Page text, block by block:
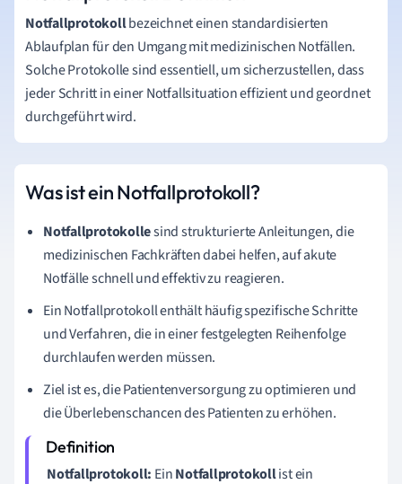
Notfallprotokollbezeichnet einen standardisierten
Ablaufplan für den Umgang mit medizinischen Notfällen.
Solche Protokolle sind essentiell, um sicherzustellen, dass
jeder Schritt in einer Notfallsituation effizient und geordnet
durchgeführt wird.
Was ist ein Notfallprotokoll?
Notfallprotokollesind strukturierte Anleitungen, die
medizinischen Fachkräften dabei helfen, auf akute
Notfälle schnell und effektiv zu reagieren.
Ein Notfallprotokoll enthält häufig spezifische Schritte
und Verfahren, die in einer festgelegten Reihenfolge
durchlaufen werden müssen.
Ziel ist es, die Patientenversorgung zu optimieren und
die Überlebenschancen des Patienten zu erhöhen.
Notfallprotokoll: EinNotfallprotokollist ein